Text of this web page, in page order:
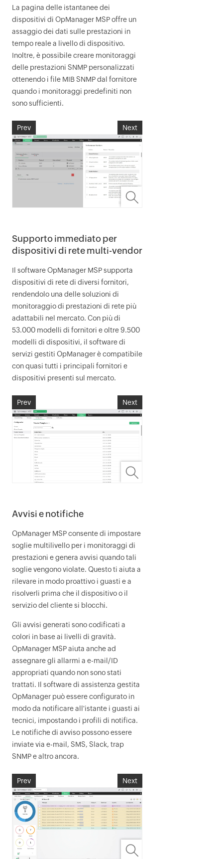
La pagina delle istantanee dei
dispositivi di OpManager MSPoffre un
assaggio dei dati sulle prestazioni in
tempo reale a livello di dispositivo.
Inoltre, è possibile creare monitoraggi
delle prestazioni SNMP personalizzati
ottenendo i file MIB SNMP dal fornitore
quando i monitoraggi predefiniti non
sono sufficienti.
Prev Next
Supporto immediato per
dispositivi di rete multi-vendor
Il softwareOpManager MSPsupporta
dispositivi di rete di diversi fornitori,
rendendolo una delle soluzioni di
monitoraggio di prestazioni di rete più
adattabili nel mercato. Con più di
53.000 modelli di fornitori e oltre 9.500
modelli di dispositivi, il software di
servizi gestiti OpManagerè compatibile
con quasi tutti i principali fornitori e
dispositivi presenti sul mercato.
Prev Next
Avvisi e notifiche
OpManager MSPconsente di impostare
soglie multilivello per i monitoraggi di
prestazioni e genera avvisi quando tali
soglie vengono violate. Questo ti aiuta a
rilevare in modo proattivo i guasti e a
risolverli prima che il dispositivo o il
servizio del cliente si blocchi.
Gli avvisi generati sono codificati a
colori in base ai livelli di gravità.
OpManager MSPaiuta anche ad
assegnare gli allarmi a e-mail/ID
appropriati quando non sono stati
trattati. Il software di assistenza gestita
OpManager può essere configurato in
modo da notificare all'istante i guasti ai
tecnici, impostando i profili di notifica.
Le notifiche di avviso possono essere
inviate via e-mail, SMS, Slack, trap
SNMP e altro ancora.
Prev Next